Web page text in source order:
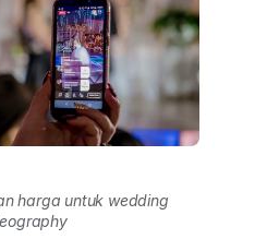
harga untuk wedding